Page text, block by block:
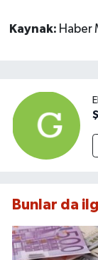
Kaynak: Haber
Bunlar da